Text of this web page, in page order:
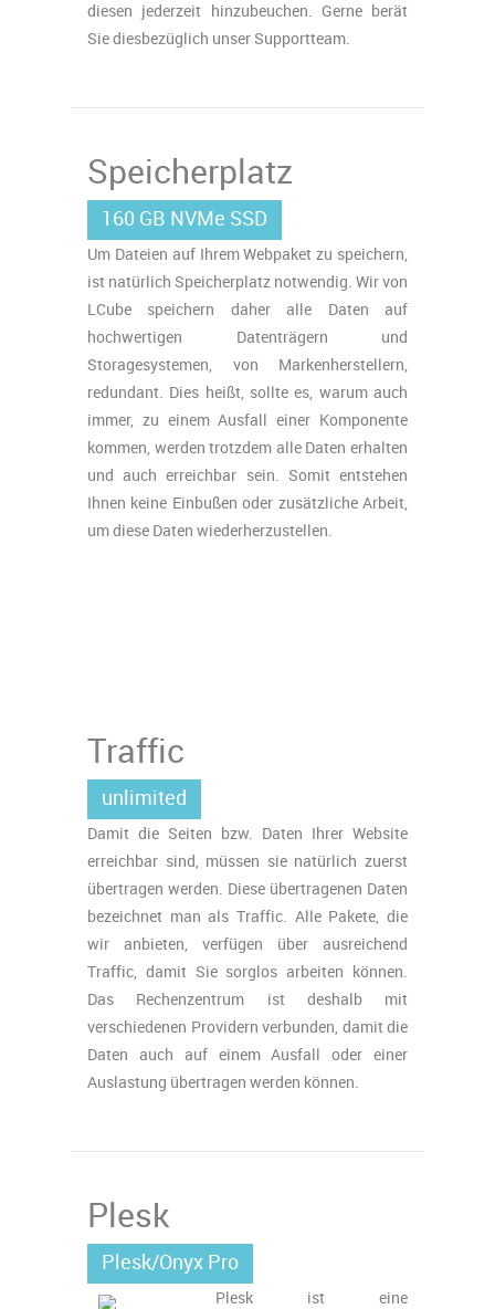
diesen jederzeit hinzubeuchen. Gerne berät
Sie diesbezüglich unser Supportteam.
Speicherplatz
160 GB NVMe SSD
Um Dateien auf Ihrem Webpaket zu speichern,
ist natürlich Speicherplatz notwendig. Wir von
LCube speichern daher alle Daten auf
hochwertigen Datenträgern und
Storagesystemen, von Markenherstellern,
redundant. Dies heißt, sollte es, warum auch
immer, zu einem Ausfall einer Komponente
kommen, werden trotzdem alle Daten erhalten
und auch erreichbar sein. Somit entstehen
Ihnen keine Einbußen oder zusätzliche Arbeit,
um diese Daten wiederherzustellen.
Traffic
unlimited
Damit die Seiten bzw. Daten Ihrer Website
erreichbar sind, müssen sie natürlich zuerst
übertragen werden. Diese übertragenen Daten
bezeichnet man als Traffic. Alle Pakete, die
wir anbieten, verfügen über ausreichend
Traffic, damit Sie sorglos arbeiten können.
Das Rechenzentrum ist deshalb mit
verschiedenen Providern verbunden, damit die
Daten auch auf einem Ausfall oder einer
Auslastung übertragen werden können.
Plesk
Plesk/Onyx Pro
Plesk ist eine